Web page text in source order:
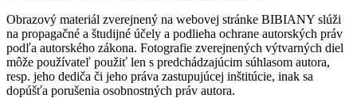
Obrazový materiál zverejnený na webovej stránke BIBIANY slúži
na propagačné a študijné účely a podlieha ochrane autorských práv
podľa autorského zákona. Fotografie zverejnených výtvarných diel
môže používateľ použiť len s predchádzajúcim súhlasom autora,
resp. jeho dediča či jeho práva zastupujúcej inštitúcie, inak sa
dopúšťa porušenia osobnostných práv autora.